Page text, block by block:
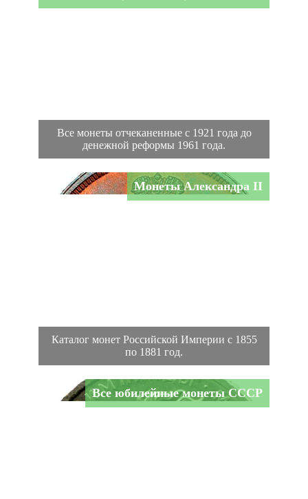
Все монеты отчеканенные с 1921 года до
денежной реформы 1961 года.
Монеты Александра II
Каталог монет Российской Империи с 1855
по 1881 год.
Все юбилейные монеты СССР